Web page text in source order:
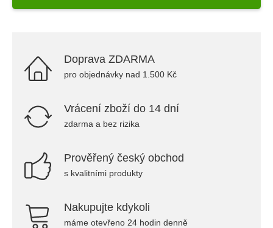
Doprava ZDARMA
pro objednávky nad 1.500 Kč
Vrácení zboží do 14 dní
zdarma a bez rizika
Prověřený český obchod
s kvalitními produkty
Nakupujte kdykoli
máme otevřeno 24 hodin denně